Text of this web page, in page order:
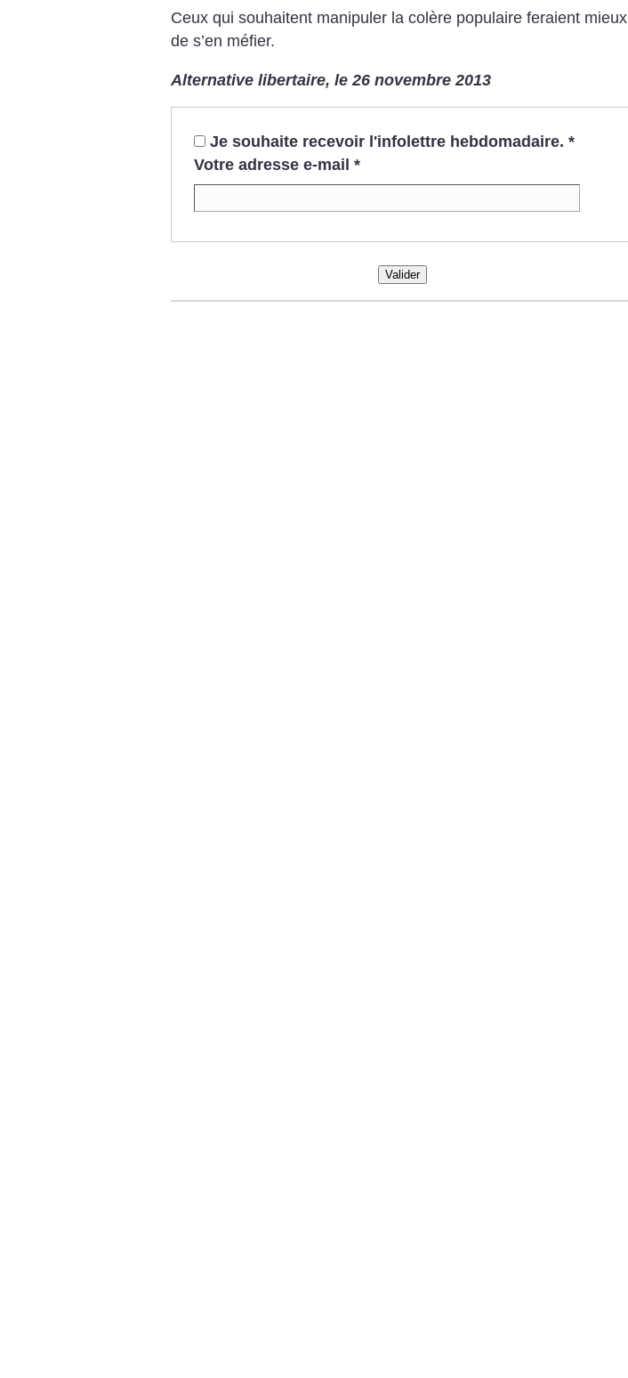
Ceux qui souhaitent manipuler la colère populaire feraient mieux
de s’en méfier.
Alternative libertaire, le 26 novembre 2013
Je souhaite recevoir l'infolettre hebdomadaire. *
Votre adresse e-mail *
Valider